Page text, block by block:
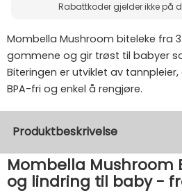
Rabattkoder gjelder ikke på
Mombella Mushroom biteleke fra
gommene og gir trøst til babyer
Biteringen er utviklet av
BPA-fri og enkel å rengjøre.
Produktbeskrivelse
Mombella Mushroom
og lindring til baby -